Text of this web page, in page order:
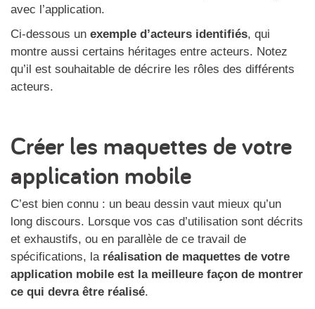
avec l’application.
Ci-dessous un exemple d’acteurs identifiés, qui
montre aussi certains héritages entre acteurs. Notez
qu’il est souhaitable de décrire les rôles des différents
acteurs.
Créer les maquettes de votre
application mobile
C’est bien connu : un beau dessin vaut mieux qu’un
long discours. Lorsque vos cas d’utilisation sont décrits
et exhaustifs, ou en parallèle de ce travail de
spécifications, la réalisation de maquettes de votre
application mobile est la meilleure façon de montrer
ce qui devra être réalisé.